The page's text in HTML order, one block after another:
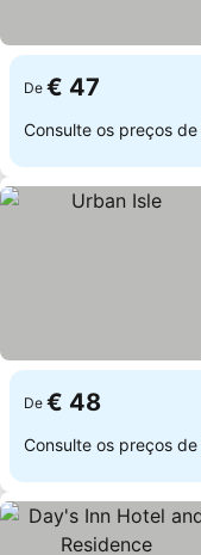
De € 47
Consulte os preços de
De € 48
Consulte os preços de